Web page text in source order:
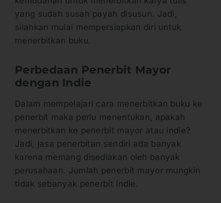
yang sudah susah payah disusun. Jadi,
silahkan mulai mempersiapkan diri untuk
menerbitkan buku.
Perbedaan Penerbit Mayor
dengan Indie
Dalam mempelajari cara menerbitkan buku ke
penerbit maka perlu menentukan, apakah
menerbitkan ke penerbit mayor atau indie?
Jadi, jasa penerbitan sendiri ada banyak
karena memang disediakan oleh banyak
perusahaan. Jumlah penerbit mayor mungkin
tidak sebanyak penerbit indie.